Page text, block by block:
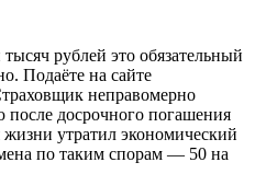
рублей это обязательный
Подаёте на сайте
неправомерно
досрочного погашения
утратил экономический
по таким спорам — 50 на